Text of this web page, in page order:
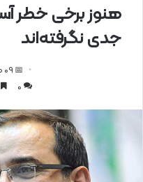
هنوز برخی خطر
جدی نگرفته‌اند
📅 09 مرداد 1401 🕙18:24
0